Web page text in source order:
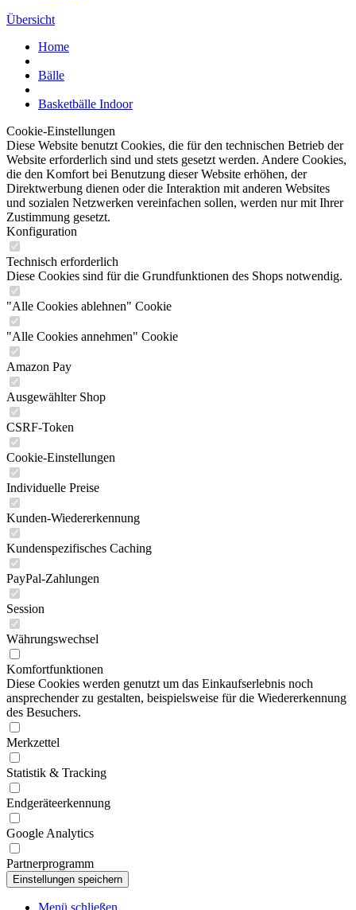
Übersicht
Home
Bälle
Basketbälle Indoor
Cookie-Einstellungen
Diese Website benutzt Cookies, die für den technischen Betrieb der
Website erforderlich sind und stets gesetzt werden. Andere Cookies,
die den Komfort bei Benutzung dieser Website erhöhen, der
Direktwerbung dienen oder die Interaktion mit anderen Websites
und sozialen Netzwerken vereinfachen sollen, werden nur mit Ihrer
Zustimmung gesetzt.
Konfiguration
Technisch erforderlich
Diese Cookies sind für die Grundfunktionen des Shops notwendig.
"Alle Cookies ablehnen" Cookie
"Alle Cookies annehmen" Cookie
Amazon Pay
Ausgewählter Shop
CSRF-Token
Cookie-Einstellungen
Individuelle Preise
Kunden-Wiedererkennung
Kundenspezifisches Caching
PayPal-Zahlungen
Session
Währungswechsel
Komfortfunktionen
Diese Cookies werden genutzt um das Einkaufserlebnis noch
ansprechender zu gestalten, beispielsweise für die Wiedererkennung
des Besuchers.
Merkzettel
Statistik & Tracking
Endgeräteerkennung
Google Analytics
Partnerprogramm
Menü schließen